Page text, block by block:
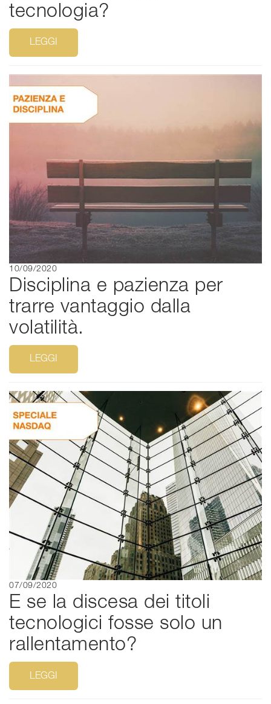
tecnologia?
LEGGI
10/09/2020
Disciplina e pazienza per
trarre vantaggio dalla
volatilità.
LEGGI
07/09/2020
E se la discesa dei titoli
tecnologici fosse solo un
rallentamento?
LEGGI